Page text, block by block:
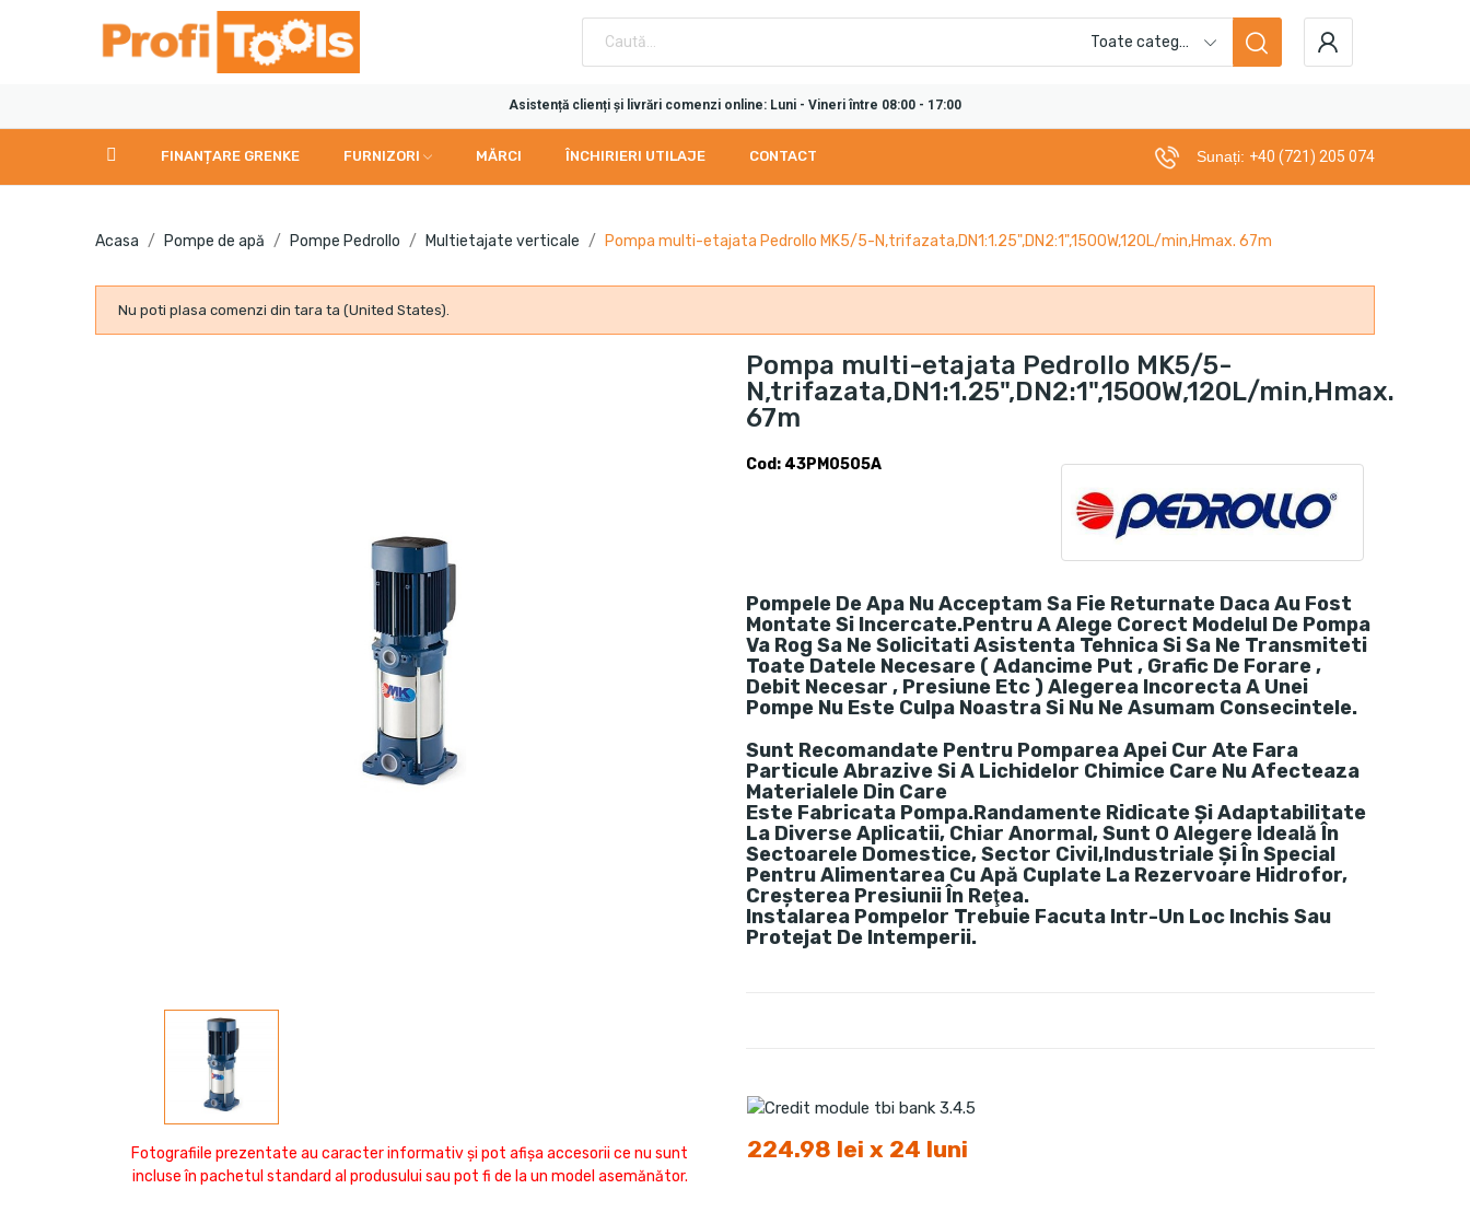
Toate categoriile
Asistență clienți și livrări comenzi online: Luni - Vineri între 08:00 - 17:00
FINANȚARE GRENKE FURNIZORI MĂRCI ÎNCHIRIERI UTILAJE CONTACT Sunați: +40 (721) 205 074
Acasa Pompe de apă Pompe Pedrollo Multietajate verticale Pompa multi-etajata Pedrollo MK5/5-N,trifazata,DN1:1.25",DN2:1",1500W,120L/min,Hmax. 67m
Nu poti plasa comenzi din tara ta (United States).
Fotografiile prezentate au caracter informativ și pot afișa accesorii ce nu sunt
incluse în pachetul standard al produsului sau pot fi de la un model asemănător.
Pompa multi-etajata Pedrollo MK5/5-
N,trifazata,DN1:1.25",DN2:1",1500W,120L/min,Hmax.
67m
Cod: 43PM0505A
Pompele De Apa Nu Acceptam Sa Fie Returnate Daca Au Fost
Montate Si Incercate.Pentru A Alege Corect Modelul De Pompa
Va Rog Sa Ne Solicitati Asistenta Tehnica Si Sa Ne Transmiteti
Toate Datele Necesare ( Adancime Put , Grafic De Forare ,
Debit Necesar , Presiune Etc ) Alegerea Incorecta A Unei
Pompe Nu Este Culpa Noastra Si Nu Ne Asumam Consecintele.
Sunt Recomandate Pentru Pomparea Apei Cur Ate Fara
Particule Abrazive Si A Lichidelor Chimice Care Nu Afecteaza
Materialele Din Care
Este Fabricata Pompa.Randamente Ridicate Și Adaptabilitate
La Diverse Aplicatii, Chiar Anormal, Sunt O Alegere Ideală În
Sectoarele Domestice, Sector Civil,industriale Și În Special
Pentru Alimentarea Cu Apă Cuplate La Rezervoare Hidrofor,
Creșterea Presiunii În Reţea.
Instalarea Pompelor Trebuie Facuta Intr-Un Loc Inchis Sau
Protejat De Intemperii.
224.98 lei x 24 luni